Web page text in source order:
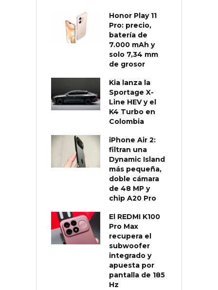
Honor Play 11
Pro: precio,
batería de
7.000 mAh y
solo 7,34 mm
de grosor
Kia lanza la
Sportage X-
Line HEV y el
K4 Turbo en
Colombia
iPhone Air 2:
filtran una
Dynamic Island
más pequeña,
doble cámara
de 48 MP y
chip A20 Pro
El REDMI K100
Pro Max
recupera el
subwoofer
integrado y
apuesta por
pantalla de 185
Hz